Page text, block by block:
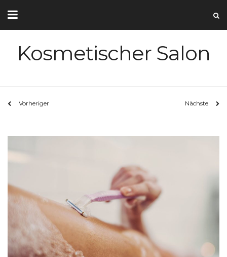
Kosmetischer Salon
Vorheriger Nächste